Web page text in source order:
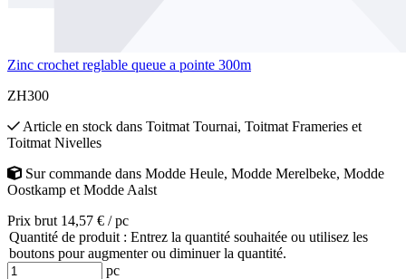
Zinc crochet reglable queue a pointe 300m
ZH300
Article en stock dans Toitmat Tournai, Toitmat Frameries et
Toitmat Nivelles
Sur commande dans Modde Heule, Modde Merelbeke, Modde
Oostkamp et Modde Aalst
Prix brut 14,57 € / pc
Quantité de produit : Entrez la quantité souhaitée ou utilisez les
boutons pour augmenter ou diminuer la quantité.
pc